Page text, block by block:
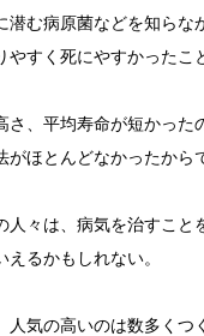
潜む病原菌などを知らな
やすく死にやすかったこ
、平均寿命が短かった
がほとんどなかったから
々は、病気を治すこと
るかもしれない。
気の高いのは数多くつ